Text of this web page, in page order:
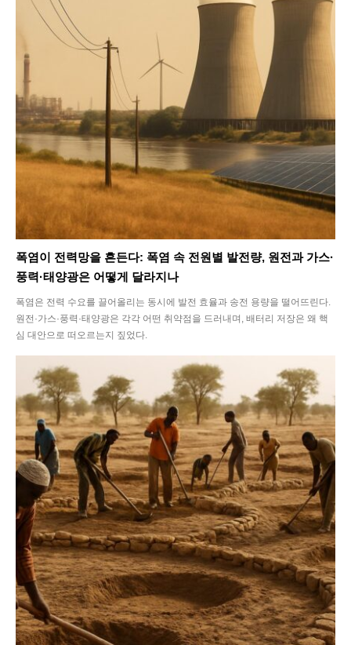
폭염이 전력망을 흔든다: 폭염 속 전원별 발전량, 원전과 가스·
풍력·태양광은 어떻게 달라지나
폭염은 전력 수요를 끌어올리는 동시에 발전 효율과 송전 용량을 떨어뜨린다.
원전·가스·풍력·태양광은 각각 어떤 취약점을 드러내며, 배터리 저장은 왜 핵
심 대안으로 떠오르는지 짚었다.